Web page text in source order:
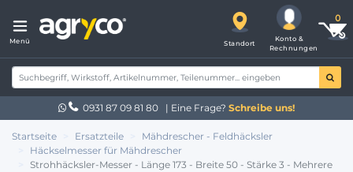
Menü Standort
Konto &
Rechnungen
0931 87 09 81 80 | Eine Frage? Schreibe uns!
Startseite Ersatzteile
Mähdrescher - Feldhäcksler
Häckselmesser für Mähdrescher
Strohhäcksler-Messer - Länge 173 - Breite 50 - Stärke 3 - Mehrere